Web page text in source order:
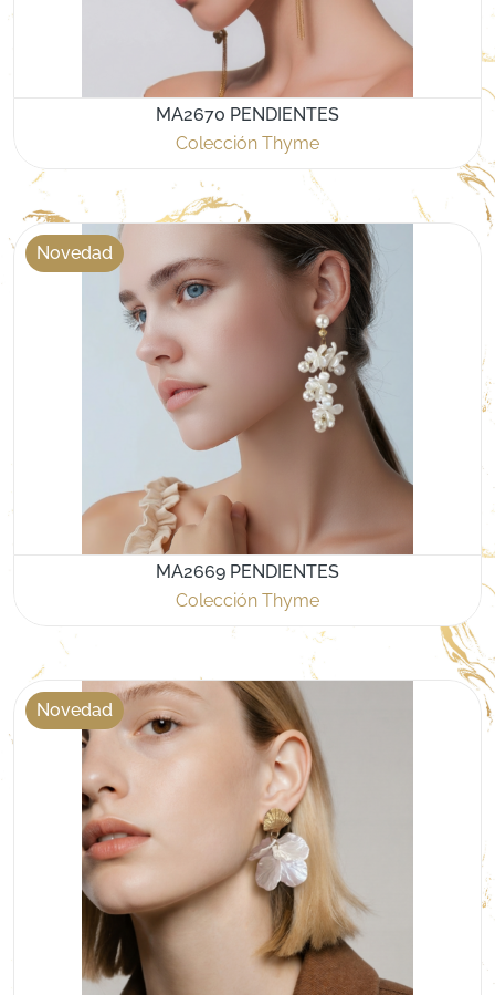
MA2670 PENDIENTES
Colección Thyme
Novedad
MA2669 PENDIENTES
Colección Thyme
Novedad